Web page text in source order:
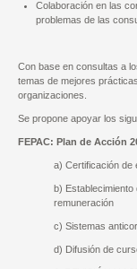
Colaboración en las
problemas de las
Con base en consultas a
temas de mejores
organizaciones.
Se propone apoyar los
FEPAC: Plan de Acción
a) Certificación de
b)
remuneración
c) Sistemas
d) Difusión de